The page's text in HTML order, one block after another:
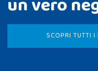
SCOPRI TUTTI